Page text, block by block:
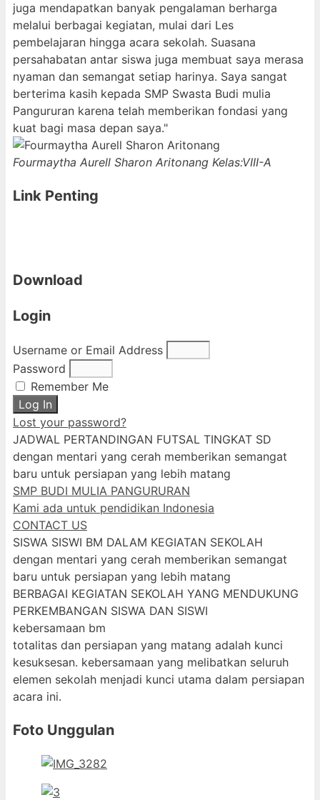
juga mendapatkan banyak pengalaman berharga
melalui berbagai kegiatan, mulai dari Les
pembelajaran hingga acara sekolah. Suasana
persahabatan antar siswa juga membuat saya merasa
nyaman dan semangat setiap harinya. Saya sangat
berterima kasih kepada SMP Swasta Budi mulia
Pangururan karena telah memberikan fondasi yang
kuat bagi masa depan saya."
Fourmaytha Aurell Sharon Aritonang Kelas:VIII-A
Link Penting
Download
Login
Username or Email Address
Password
Remember Me
Log In
Lost your password?
JADWAL PERTANDINGAN FUTSAL TINGKAT SD
dengan mentari yang cerah memberikan semangat
baru untuk persiapan yang lebih matang
SMP BUDI MULIA PANGURURAN
Kami ada untuk pendidikan Indonesia
CONTACT US
SISWA SISWI BM DALAM KEGIATAN SEKOLAH
dengan mentari yang cerah memberikan semangat
baru untuk persiapan yang lebih matang
BERBAGAI KEGIATAN SEKOLAH YANG MENDUKUNG
PERKEMBANGAN SISWA DAN SISWI
kebersamaan bm
totalitas dan persiapan yang matang adalah kunci
kesuksesan. kebersamaan yang melibatkan seluruh
elemen sekolah menjadi kunci utama dalam persiapan
acara ini.
Foto Unggulan